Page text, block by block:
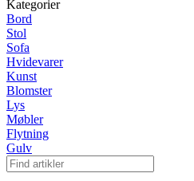
Kategorier
Bord
Stol
Sofa
Hvidevarer
Kunst
Blomster
Lys
Møbler
Flytning
Gulv